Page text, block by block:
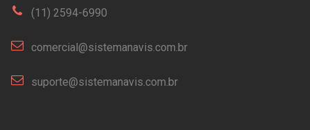
(11) 2594-6990
comercial@sistemanavis.com.br
suporte@sistemanavis.com.br